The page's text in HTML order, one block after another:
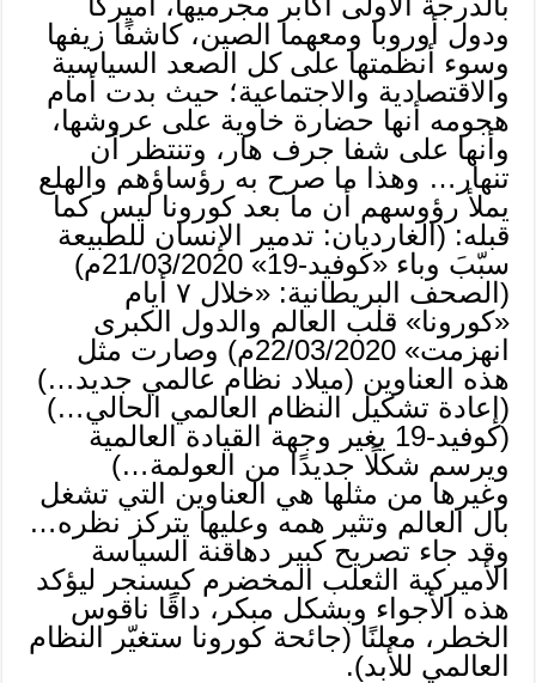
ودول أوروبا ومعهما الصين، كاشفًا زيفها
وسوء أنظمتها على كل الصعد السياسية
والاقتصادية والاجتماعية؛ حيث بدت أمام
هجومه أنها حضارة خاوية على عروشها،
وأنها على شفا جرف هار، وتنتظر أن
تنهار… وهذا ما صرح به رؤساؤهم والهلع
يملأ رؤوسهم أن ما بعد كورونا ليس كما
قبله: (الغارديان: تدمير الإنسان للطبيعة
سبّبَ وباء «كوفيد-19» 21/03/2020م)
(الصحف البريطانية: «خلال ٧ أيام
«كورونا» قلب العالم والدول الكبرى
انهزمت» 22/03/2020م) وصارت مثل
هذه العناوين (ميلاد نظام عالمي جديد…)
(إعادة تشكيل النظام العالمي الحالي…)
(كوفيد-19 يغير وجهة القيادة العالمية
ويرسم شكلًا جديدًا من العولمة…)
وغيرها من مثلها هي العناوين التي تشغل
بال العالم وتثير همه وعليها يتركز نظره…
وقد جاء تصريح كبير دهاقنة السياسة
الأميركية الثعلب المخضرم كيسنجر ليؤكد
هذه الأجواء وبشكل مبكر، داقًا ناقوس
الخطر، معلنًا (جائحة كورونا ستغيّر النظام
العالمي للأبد).